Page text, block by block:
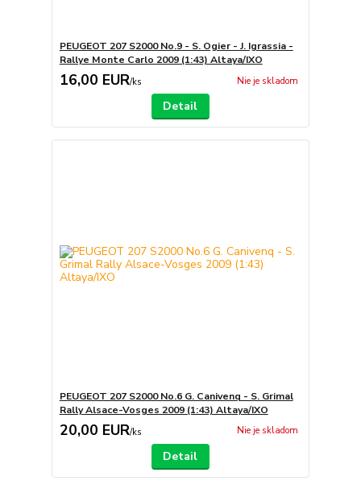
PEUGEOT 207 S2000 No.9 - S. Ogier - J. Igrassia -
Rallye Monte Carlo 2009 (1:43) Altaya/IXO
16,00 EUR/ks Nie je skladom
Detail
PEUGEOT 207 S2000 No.6 G. Canivenq - S. Grimal
Rally Alsace-Vosges 2009 (1:43) Altaya/IXO
20,00 EUR/ks Nie je skladom
Detail